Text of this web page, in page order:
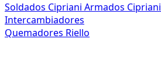
Soldados Cipriani Armados Cipriani
Intercambiadores
Quemadores Riello